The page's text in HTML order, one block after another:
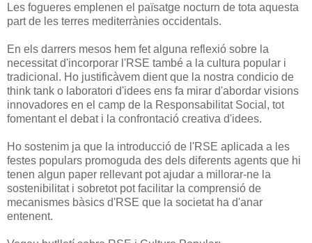
Les fogueres emplenen el païsatge nocturn de tota aquesta
part de les terres mediterrànies occidentals.
En els darrers mesos hem fet alguna reflexió sobre la
necessitat d'incorporar l'RSE també a la cultura popular i
tradicional. Ho justificàvem dient que la nostra condicio de
think tank o laboratori d'idees ens fa mirar d'abordar visions
innovadores en el camp de la Responsabilitat Social, tot
fomentant el debat i la confrontació creativa d'idees.
Ho sostenim ja que la introducció de l'RSE aplicada a les
festes populars promoguda des dels diferents agents que hi
tenen algun paper rellevant pot ajudar a millorar-ne la
sostenibilitat i sobretot pot facilitar la comprensió de
mecanismes bàsics d'RSE que la societat ha d'anar
entenent.